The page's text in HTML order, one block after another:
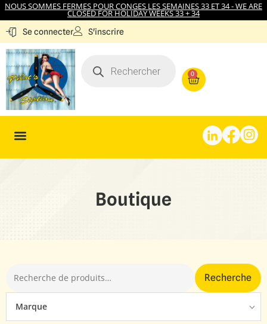
NOUS SOMMES FERMES POUR CONGES LES SEMAINES 33 ET 34 - WE ARE
CLOSED FOR HOLIDAY WEEKS 33 + 34
Se connecter S'inscrire
0
Boutique
Recherche
Marque